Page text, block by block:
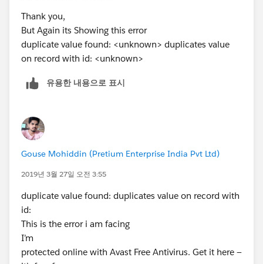
            }
        }
    }
    public class wrapperJobApplicant{
public boolean
            job=a;
             isselected=false;
    }
}
Thank you,
But Again its Showing this error
duplicate value found: <unknown> duplicates value
on record with id: <unknown>
유용한 내용으로 표시
Gouse Mohiddin (Pretium Enterprise India Pvt Ltd)
2019년 3월 27일 오전 3:55
duplicate value found: duplicates value on record with
id:
This is the error i am facing
I’m
protected online with Avast Free Antivirus. Get it here —